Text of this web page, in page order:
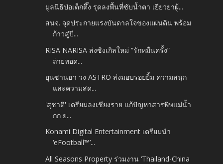
มูลนิธิป่อเต็กตึ๊ง รุดลงพื้นที่ซับน้ำตา เยียวยาผู้...
สนจ. จุดประกายแรงบันดาลใจของแผ่นดิน พร้อม
ก้าวสู่ปี...
RISA NARISA ส่งซิงเกิลใหม่ “รักหมื่นครั้ง”
ถ่ายทอด...
ยุนซานฮา วง ASTRO ส่งมอบรอยยิ้ม ความสนุก
และความสด...
'สุชาติ' เตรียมลงเชียงราย แก้ปัญหาสารพิษแม่น้ำ
กก ย...
Konami Digital Entertainment เตรียมนำ
‘eFootball™’...
All Seasons Property ร่วมงาน ‘Thailand-China